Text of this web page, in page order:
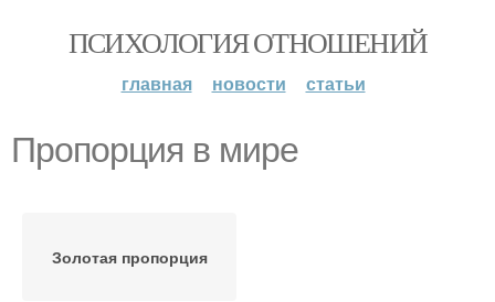
ПСИХОЛОГИЯ ОТНОШЕНИЙ
главная новости статьи
Пропорция в мире
Золотая пропорция